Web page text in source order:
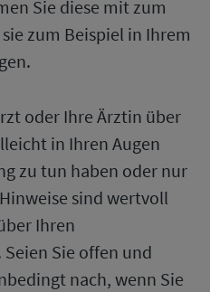
Sie diese mit zum
zum Beispiel in Ihrem
oder Ihre Ärztin über
in Ihren Augen
zu tun haben oder nur
sind wertvoll
Ihren
Sie offen und
nach, wenn Sie